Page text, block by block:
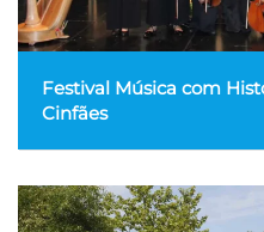
Festival Música com
Cinfães